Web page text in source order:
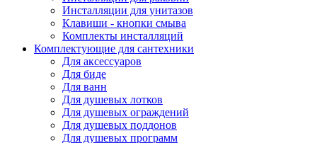
Инсталляции для унитазов
Клавиши - кнопки смыва
Комплекты инсталляций
Комплектующие для сантехники
Для аксессуаров
Для биде
Для ванн
Для душевых лотков
Для душевых ограждений
Для душевых поддонов
Для душевых программ